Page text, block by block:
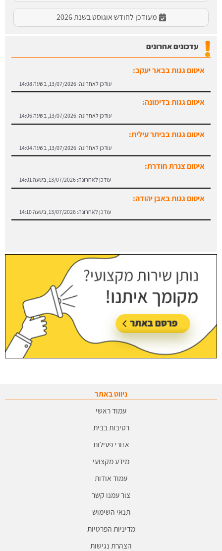
מעודכן לחודש אוגוסט בשנת 2026
עדכונים אחרונים
איטום גגות בבאר יעקב:
עודכן לאחרונה: 13/07/2026, בשעה 14:08
איטום גגות בדימונה:
עודכן לאחרונה: 13/07/2026, בשעה 14:06
איטום גגות בביתר עילית:
עודכן לאחרונה: 13/07/2026, בשעה 14:04
איטום צנרת חודרת:
עודכן לאחרונה: 13/07/2026, בשעה 14:01
איטום גגות באבן יהודה:
עודכן לאחרונה: 13/07/2026, בשעה 14:10
ניווט באתר
עמוד ראשי
רטיבות בבית
אזורי פעילות
מידע מקצועי
עמוד אודות
צור עמנו קשר
תנאי השימוש
מדיניות הפרטיות
הצהרת נגישות